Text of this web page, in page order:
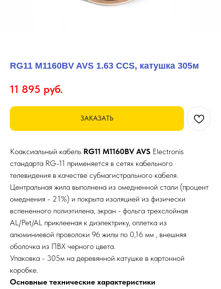
RG11 M1160BV AVS 1.63 CCS, катушка 305м
11 895 руб.
ЗАКАЗАТЬ
Коаксиальный кабель RG11 M1160BV AVS Electronis
стандарта RG-11 применяется в сетях кабельного
телевидения в качестве субмагистрального кабеля.
Центральная жила выполнена из омедненной стали (процент
омеднения - 21%) и покрыта изоляцией из физически
вспененного полиэтилена, экран - фольга трехслойная
AL/Pet/AL приклееная к диэлектрику, оплетка из
алюминиевой проволоки 96 жилы по 0,16 мм , внешняя
оболочка из ПВХ черного цвета.
Упаковка - 305м на деревянной катушке в картонной
коробке.
Основные технические характеристики